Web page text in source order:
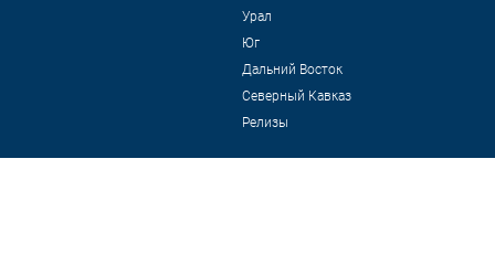
Урал
Юг
Дальний Восток
Северный Кавказ
Релизы